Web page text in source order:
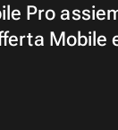
Pro
Mobile